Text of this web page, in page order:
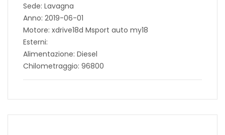
Sede: Lavagna
Anno: 2019-06-01
Motore: xdrive18d Msport auto my18
Esterni:
Alimentazione: Diesel
Chilometraggio: 96800